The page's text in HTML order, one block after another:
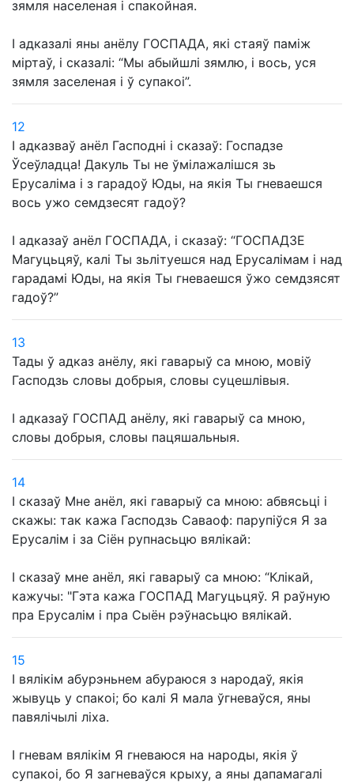
зямля населеная і спакойная.
І адказалі яны анёлу ГОСПАДА, які стаяў паміж
міртаў, і сказалі: “Мы абыйшлі зямлю, і вось, уся
зямля заселеная і ў супакоі”.
12
І адказваў анёл Гасподні і сказаў: Госпадзе
Ўсеўладца! Дакуль Ты не ўмілажалішся зь
Ерусаліма і з гарадоў Юды, на якія Ты гневаешся
вось ужо семдзесят гадоў?
І адказаў анёл ГОСПАДА, і сказаў: “ГОСПАДЗЕ
Магуцьцяў, калі Ты зьлітуешся над Ерусалімам і над
гарадамі Юды, на якія Ты гневаешся ўжо семдзясят
гадоў?”
13
Тады ў адказ анёлу, які гаварыў са мною, мовіў
Гасподзь словы добрыя, словы суцешлівыя.
І адказаў ГОСПАД анёлу, які гаварыў са мною,
словы добрыя, словы пацяшальныя.
14
І сказаў Мне анёл, які гаварыў са мною: абвясьці і
скажы: так кажа Гасподзь Саваоф: парупіўся Я за
Ерусалім і за Сіён рупнасьцю вялікай:
І сказаў мне анёл, які гаварыў са мною: “Клікай,
кажучы: "Гэта кажа ГОСПАД Магуцьцяў. Я раўную
пра Ерусалім і пра Сыён рэўнасьцю вялікай.
15
І вялікім абурэньнем абураюся з народаў, якія
жывуць у спакоі; бо калі Я мала ўгневаўся, яны
павялічылі ліха.
І гневам вялікім Я гневаюся на народы, якія ў
супакоі, бо Я загневаўся крыху, а яны дапамагалі